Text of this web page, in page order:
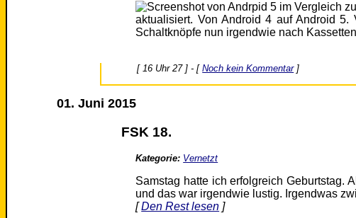
aktualisiert. Von Android 4 auf Android
Schaltknöpfe nun irgendwie nach
[ 16 Uhr 27 ] - [Noch kein Kommentar]
01. Juni 2015
FSK 18.
Kategorie: Vernetzt
Samstag hatte ich erfolgreich Geburtstag.
und das war irgendwie lustig. Irgendwas
[Den Rest lesen ]